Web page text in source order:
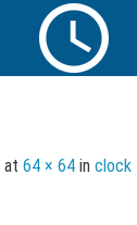
at 64 × 64 in clock